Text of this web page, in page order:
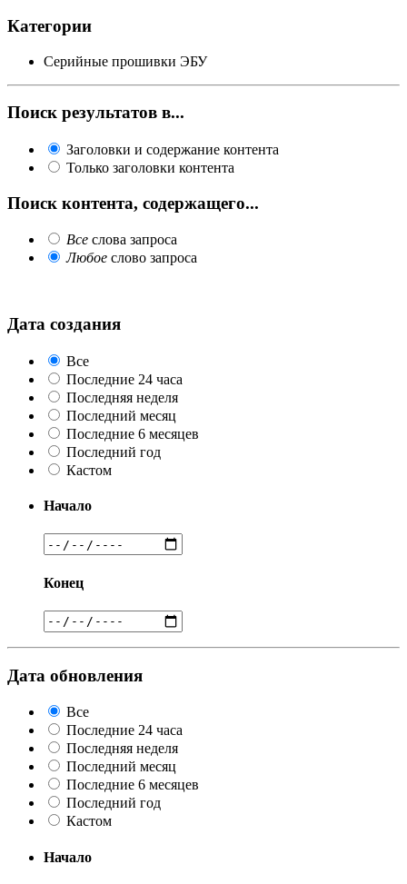
Категории
Серийные прошивки ЭБУ
Поиск результатов в...
Заголовки и содержание контента
Только заголовки контента
Поиск контента, содержащего...
Все слова запроса
Любое слово запроса
Дата создания
Все
Последние 24 часа
Последняя неделя
Последний месяц
Последние 6 месяцев
Последний год
Кастом
Начало
Конец
Дата обновления
Все
Последние 24 часа
Последняя неделя
Последний месяц
Последние 6 месяцев
Последний год
Кастом
Начало